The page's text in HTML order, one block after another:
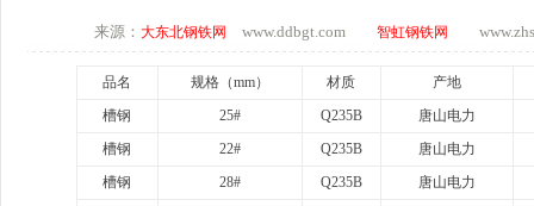
来源： 大东北钢铁网 www.ddbgt.com 智虹钢铁网
品名 规格（mm） 材质
产地
槽钢
25# Q235B
唐山电力
槽钢
22# Q235B
唐山电力
槽钢
28# Q235B
唐山电力